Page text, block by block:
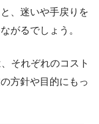
、迷いや手戻りを
がるでしょう。
それぞれのコスト
方針や目的にもっ